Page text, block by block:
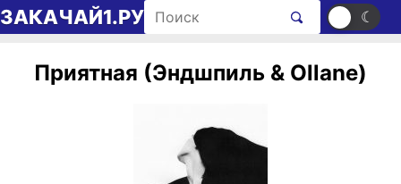
Перейти к содержимому
ЗАКАЧАЙ1.РУ Поиск рингтонов ☀ ☾
Приятная (Эндшпиль & Ollane)